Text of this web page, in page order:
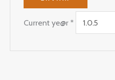
Current ye@r*